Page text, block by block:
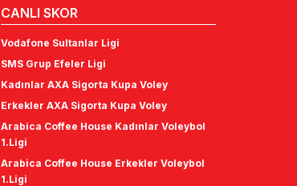
CANLI SKOR
Vodafone Sultanlar Ligi
SMS Grup Efeler Ligi
Kadınlar AXA Sigorta Kupa Voley
Erkekler AXA Sigorta Kupa Voley
Arabica Coffee House Kadınlar Voleybol
1.Ligi
Arabica Coffee House Erkekler Voleybol
1.Ligi